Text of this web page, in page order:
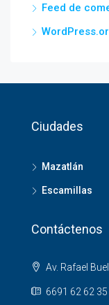
Feed de
Ciudades
Mazatlán
Escamillas
Contáctenos
Av. Rafael
6691 62 62 35